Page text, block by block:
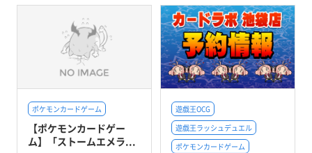
ポケモンカードゲーム
【ポケモンカードゲー
ム】「ストームエメラ...
遊戯王OCG
遊戯王ラッシュデュエル
ポケモンカードゲーム